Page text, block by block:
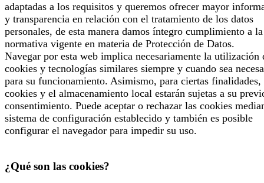
adaptadas a los requisitos y queremos ofrecer mayor
y transparencia en relación con el tratamiento de los datos
personales, de esta manera damos íntegro cumplimiento a la
normativa vigente en materia de Protección de Datos.
Navegar por esta web implica necesariamente la utilización
cookies y tecnologías similares siempre y cuando sea
para su funcionamiento. Asimismo, para ciertas finalidades,
cookies y el almacenamiento local estarán sujetas a su
consentimiento. Puede aceptar o rechazar las cookies
sistema de configuración establecido y también es posible
configurar el navegador para impedir su uso.
¿Qué son las cookies?